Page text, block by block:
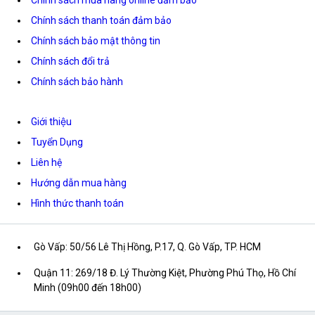
Chính sách thanh toán đảm bảo
Chính sách bảo mật thông tin
Chính sách đổi trả
Chính sách bảo hành
Giới thiệu
Tuyển Dụng
Liên hệ
Hướng dẫn mua hàng
Hình thức thanh toán
Gò Vấp: 50/56 Lê Thị Hồng, P.17, Q. Gò Vấp, TP. HCM
Quận 11: 269/18 Đ. Lý Thường Kiệt, Phường Phú Thọ, Hồ Chí
Minh (09h00 đến 18h00)